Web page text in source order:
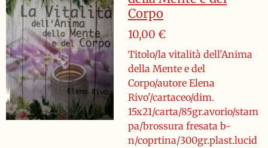
Corpo
10,00 €
Titolo/la vitalità dell'Anima
della Mente e del
Corpo/autore Elena
Rivo'/cartaceo/dim.
15x21/carta/85gr.avorio/stam
pa/brossura fresata b-
n/coprtina/300gr.plast.lucid